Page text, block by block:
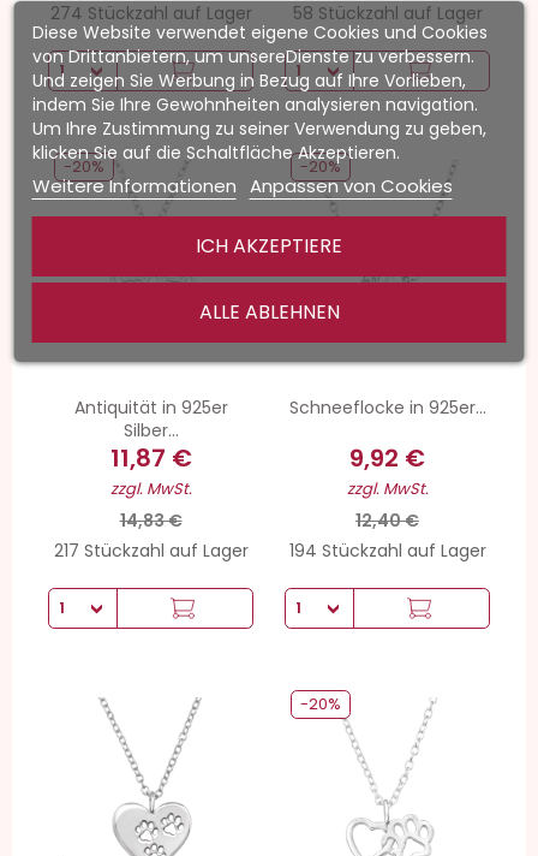
274 Stückzahl auf Lager
58 Stückzahl auf Lager
Antiquität in 925er
Silber...
11,87 €
zzgl. MwSt.
14,83 €
217 Stückzahl auf Lager
-20%
Schneeflocke in 925er...
9,92 €
zzgl. MwSt.
12,40 €
194 Stückzahl auf Lager
-20%
-20%
Diese Website verwendet eigene Cookies und Cookies
von Drittanbietern, um unsereDienste zu verbessern.
Und zeigen Sie Werbung in Bezug auf Ihre Vorlieben,
indem Sie Ihre Gewohnheiten analysieren navigation.
Um Ihre Zustimmung zu seiner Verwendung zu geben,
klicken Sie auf die Schaltfläche Akzeptieren.
Weitere Informationen Anpassen von Cookies
ALLE ABLEHNEN
ICH AKZEPTIERE